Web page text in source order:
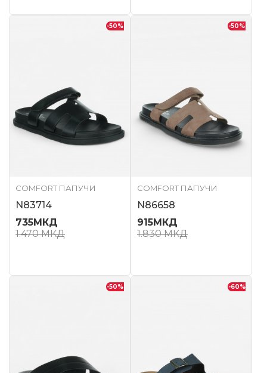
-50%
COMFORT ПАПУЧИ
N83714
735МКД
1.470МКД
-50%
COMFORT ПАПУЧИ
N86658
915МКД
1.830МКД
-50% -60%